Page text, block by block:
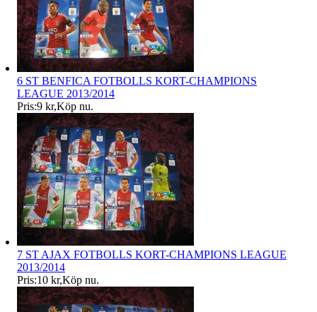
6 ST BENFICA FOTBOLLS KORT-CHAMPIONS
LEAGUE 2013/2014
Pris:9 kr,Köp nu.
7 ST AJAX FOTBOLLS KORT-CHAMPIONS LEAGUE
2013/2014
Pris:10 kr,Köp nu.